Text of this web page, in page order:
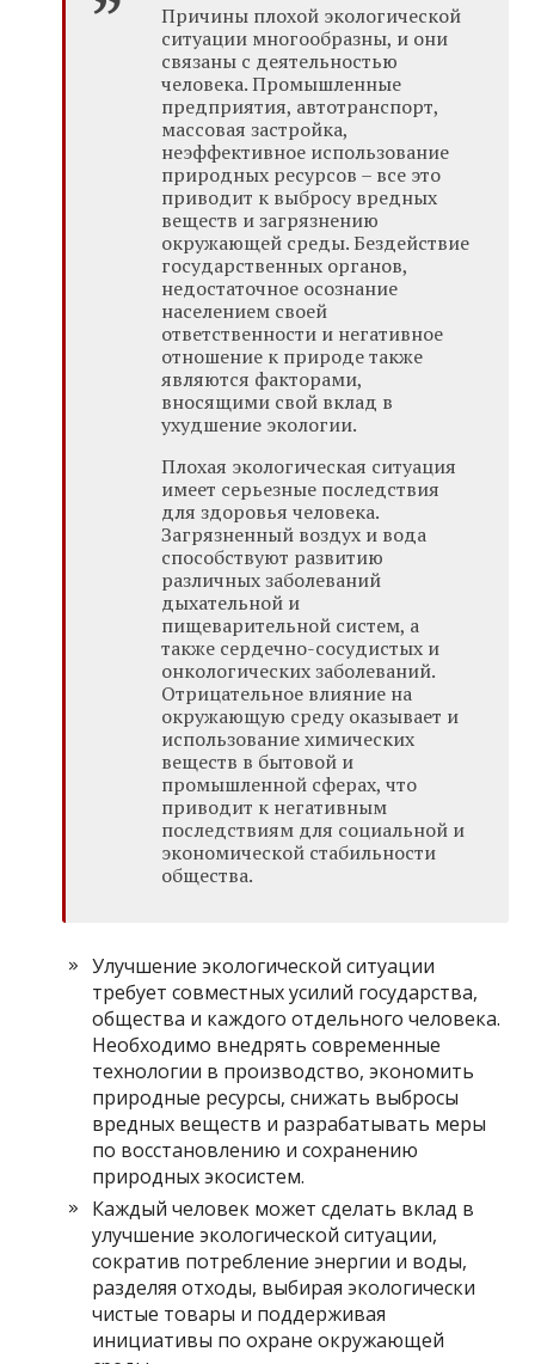
Причины плохой экологической
ситуации многообразны, и они
связаны с деятельностью
человека. Промышленные
предприятия, автотранспорт,
массовая застройка,
неэффективное использование
природных ресурсов – все это
приводит к выбросу вредных
веществ и загрязнению
окружающей среды. Бездействие
государственных органов,
недостаточное осознание
населением своей
ответственности и негативное
отношение к природе также
являются факторами,
вносящими свой вклад в
ухудшение экологии.
Плохая экологическая ситуация
имеет серьезные последствия
для здоровья человека.
Загрязненный воздух и вода
способствуют развитию
различных заболеваний
дыхательной и
пищеварительной систем, а
также сердечно-сосудистых и
онкологических заболеваний.
Отрицательное влияние на
окружающую среду оказывает и
использование химических
веществ в бытовой и
промышленной сферах, что
приводит к негативным
последствиям для социальной и
экономической стабильности
общества.
Улучшение экологической ситуации
требует совместных усилий государства,
общества и каждого отдельного человека.
Необходимо внедрять современные
технологии в производство, экономить
природные ресурсы, снижать выбросы
вредных веществ и разрабатывать меры
по восстановлению и сохранению
природных экосистем.
Каждый человек может сделать вклад в
улучшение экологической ситуации,
сократив потребление энергии и воды,
разделяя отходы, выбирая экологически
чистые товары и поддерживая
инициативы по охране окружающей